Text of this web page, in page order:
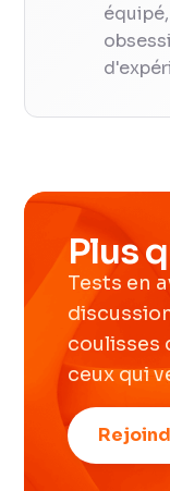
Plus
Tests en
coulisses
ceux qui